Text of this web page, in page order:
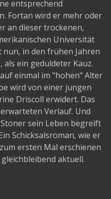
entsprechend
Fortan wird er mehr oder
an dieser trockenen,
Universität
in den frühen Jahren
als ein geduldeter Kauz.
einmal im "hohen" Alter
wird von einer jungen
Driscoll erwidert. Das
Verlauf. Und
sein Leben begreift
Schicksalsroman, wie er
ersten Mal erschienen
aktuell.